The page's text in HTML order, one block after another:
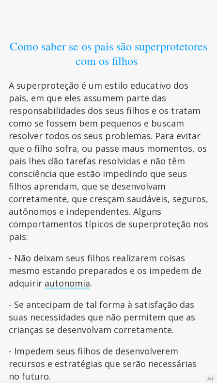
Como saber se os pais são superprotetores
com os filhos
A superproteção é um estilo educativo dos
pais, em que eles assumem parte das
responsabilidades dos seus filhos e os tratam
como se fossem bem pequenos e buscam
resolver todos os seus problemas. Para evitar
que o filho sofra, ou passe maus momentos, os
pais lhes dão tarefas resolvidas e não têm
consciência que estão impedindo que seus
filhos aprendam, que se desenvolvam
corretamente, que cresçam saudáveis, seguros,
autônomos e independentes. Alguns
comportamentos típicos de superproteção nos
pais:
- Não deixam seus filhos realizarem coisas
mesmo estando preparados e os impedem de
adquirir autonomia.
- Se antecipam de tal forma à satisfação das
suas necessidades que não permitem que as
crianças se desenvolvam corretamente.
- Impedem seus filhos de desenvolverem
recursos e estratégias que serão necessárias
no futuro.
Ad